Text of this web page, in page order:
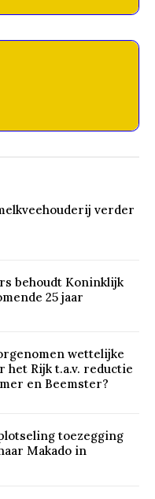
verder
behoudt Koninklijk
25 jaar
wettelijke
het Rijk t.a.v. reductie
en Beemster?
toezegging
Makado in